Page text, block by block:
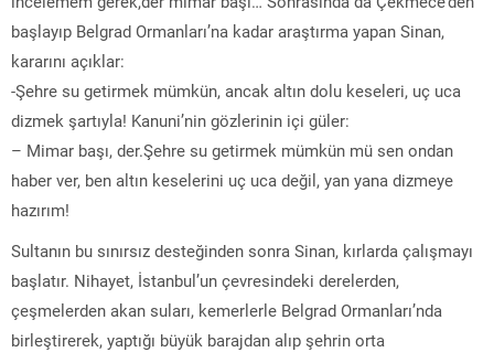
başlayıp Belgrad Ormanları’na kadar araştırma yapan Sinan,
kararını açıklar:
-Şehre su getirmek mümkün, ancak altın dolu keseleri, uç uca
dizmek şartıyla! Kanuni’nin gözlerinin içi güler:
– Mimar başı, der.Şehre su getirmek mümkün mü sen ondan
haber ver, ben altın keselerini uç uca değil, yan yana dizmeye
hazırım!
Sultanın bu sınırsız desteğinden sonra Sinan, kırlarda çalışmayı
başlatır. Nihayet, İstanbul’un çevresindeki derelerden,
çeşmelerden akan suları, kemerlerle Belgrad Ormanları’nda
birleştirerek, yaptığı büyük barajdan alıp şehrin orta